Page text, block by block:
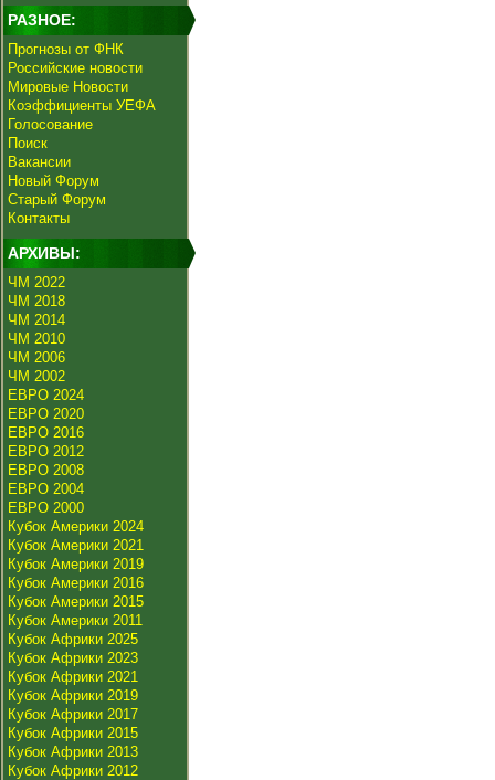
РАЗНОЕ:
Прогнозы от ФНК
Российские новости
Мировые Новости
Коэффициенты УЕФА
Голосование
Поиск
Вакансии
Новый Форум
Старый Форум
Контакты
АРХИВЫ:
ЧМ 2022
ЧМ 2018
ЧМ 2014
ЧМ 2010
ЧМ 2006
ЧМ 2002
ЕВРО 2024
ЕВРО 2020
ЕВРО 2016
ЕВРО 2012
ЕВРО 2008
ЕВРО 2004
ЕВРО 2000
Кубок Америки 2024
Кубок Америки 2021
Кубок Америки 2019
Кубок Америки 2016
Кубок Америки 2015
Кубок Америки 2011
Кубок Африки 2025
Кубок Африки 2023
Кубок Африки 2021
Кубок Африки 2019
Кубок Африки 2017
Кубок Африки 2015
Кубок Африки 2013
Кубок Африки 2012